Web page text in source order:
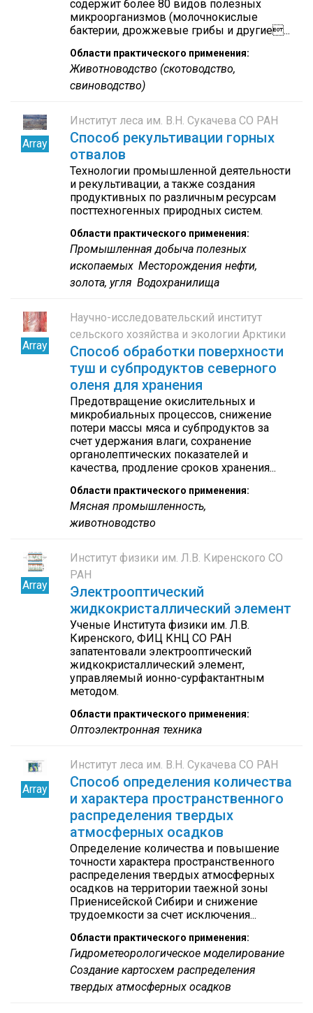
содержит более 80 видов полезных
микроорганизмов (молочнокислые
бактерии, дрожжевые грибы и другие...
Области практического применения:
Животноводство (скотоводство,
свиноводство)
Array
Институт леса им. В.Н. Сукачева СО РАН
Способ рекультивации горных
отвалов
Технологии промышленной деятельности
и рекультивации, а также создания
продуктивных по различным ресурсам
посттехногенных природных систем.
Области практического применения:
Промышленная добыча полезных
ископаемых Месторождения нефти,
золота, угля Водохранилища
Array
Научно-исследовательский институт
сельского хозяйства и экологии Арктики
Способ обработки поверхности
туш и субпродуктов северного
оленя для хранения
Предотвращение окислительных и
микробиальных процессов, снижение
потери массы мяса и субпродуктов за
счет удержания влаги, сохранение
органолептических показателей и
качества, продление сроков хранения...
Области практического применения:
Мясная промышленность,
животноводство
Array
Институт физики им. Л.В. Киренского СО
РАН
Электрооптический
жидкокристаллический элемент
Ученые Института физики им. Л.В.
Киренского, ФИЦ КНЦ СО РАН
запатентовали электрооптический
жидкокристаллический элемент,
управляемый ионно-сурфактантным
методом.
Области практического применения:
Оптоэлектронная техника
Array
Институт леса им. В.Н. Сукачева СО РАН
Способ определения количества
и характера пространственного
распределения твердых
атмосферных осадков
Определение количества и повышение
точности характера пространственного
распределения твердых атмосферных
осадков на территории таежной зоны
Приенисейской Сибири и снижение
трудоемкости за счет исключения...
Области практического применения:
Гидрометеорологическое моделирование
Создание картосхем распределения
твердых атмосферных осадков